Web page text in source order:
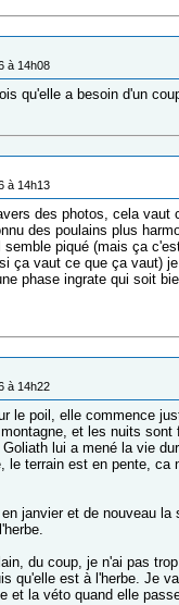
à 14h08
qu'elle a besoin d'un
à 14h13
des photos, cela vaut
des poulains plus
piqué (mais ça
ça vaut ce que ça vaut)
phase ingrate qui soit
à 14h22
le poil, elle commence
et les nuits sont
lui a mené la vie
le terrain est en pente, ca
janvier et de nouveau la
du coup, je n'ai pas
qu'elle est à l'herbe. Je
et la véto quand elle